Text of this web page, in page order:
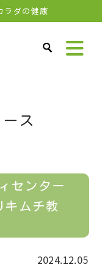
ラダの健康
ス
センター
キムチ教
2024.12.05